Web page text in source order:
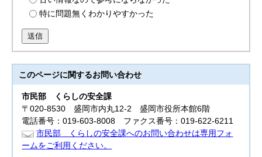
特に問題無くわかりやすかった
送信
このページに関するお問い合わせ
市民部
くらしの安全課
〒020-8530 盛岡市内丸12-2 盛岡市役所本館6階
電話番号：019-603-8008 ファクス番号：019-622-6211
市民部 くらしの安全課へのお問い合わせは専用フォ
ームをご利用ください。